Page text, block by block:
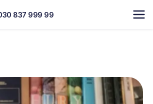
837 999 99